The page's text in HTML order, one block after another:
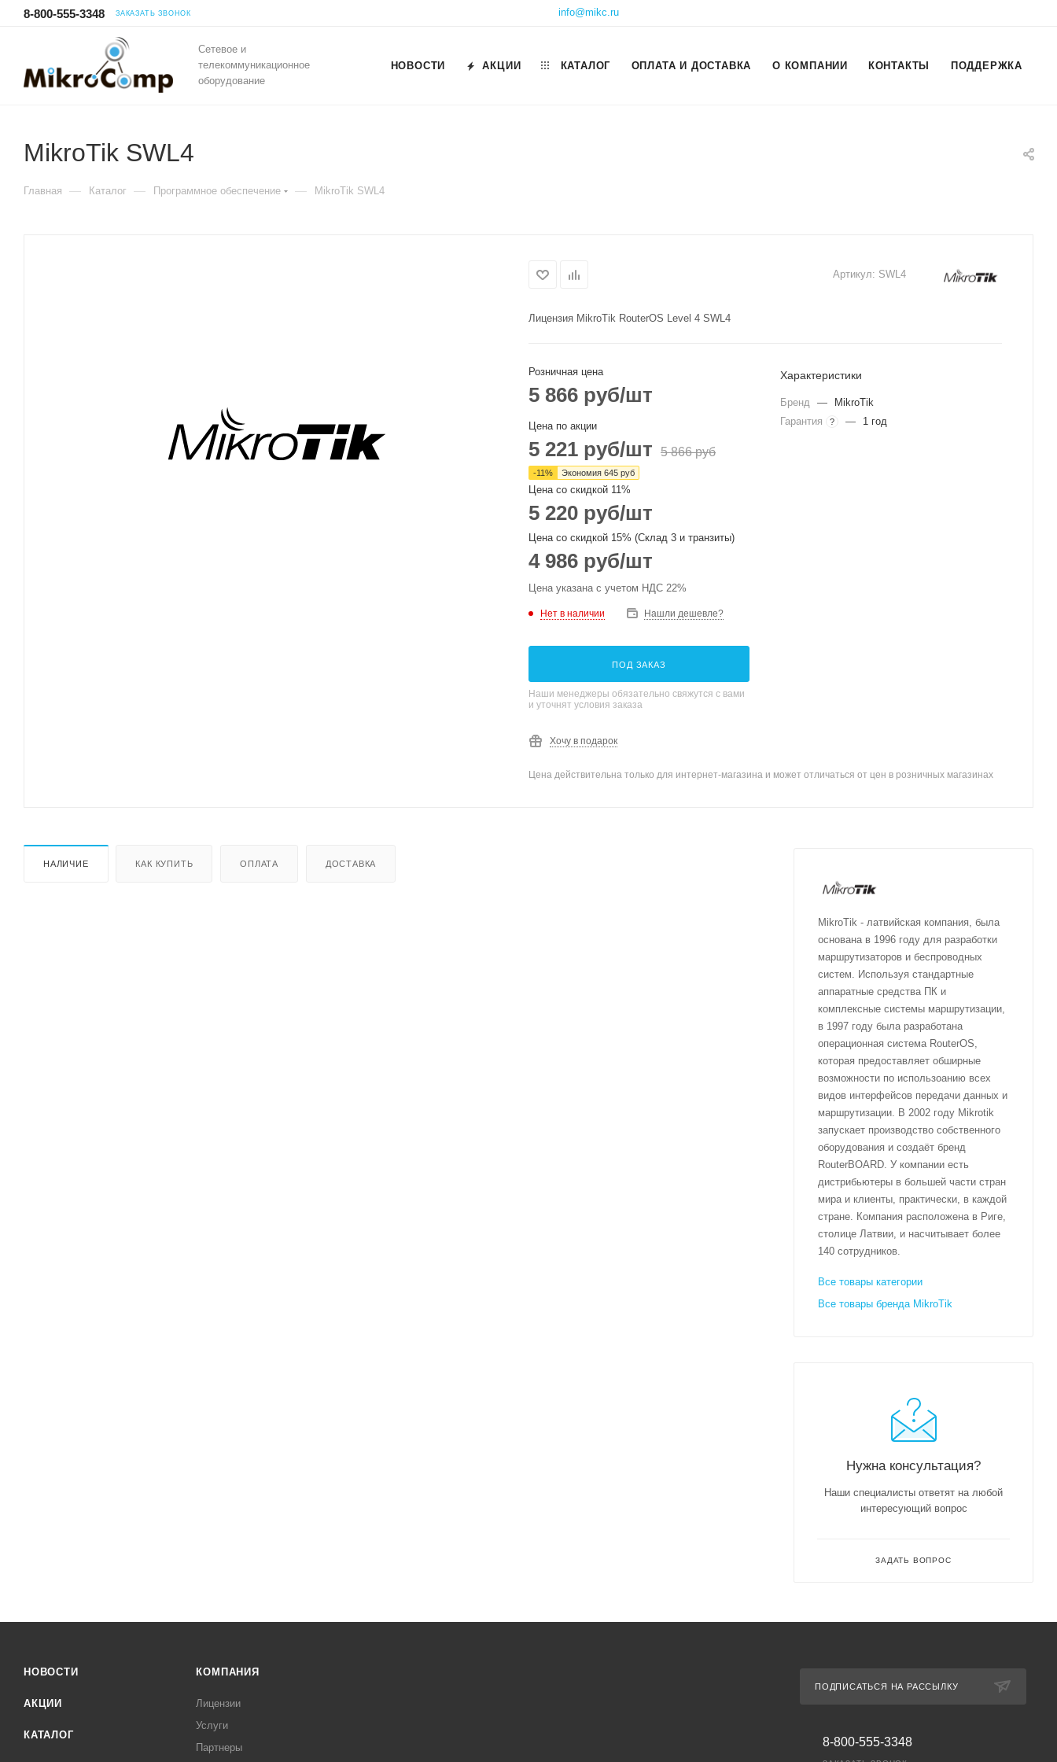
8-800-555-3348 ЗАКАЗАТЬ ЗВОНОК info@mikc.ru
Сетевое и
телекоммуникационное
оборудование
НОВОСТИ АКЦИИ КАТАЛОГ ОПЛАТА И ДОСТАВКА О КОМПАНИИ КОНТАКТЫ ПОДДЕРЖКА
MikroTik SWL4
Главная — Каталог — Программное обеспечение — MikroTik SWL4
Артикул: SWL4
Лицензия MikroTik RouterOS Level 4 SWL4
Розничная цена
5 866 руб/шт
Цена по акции
5 221 руб/шт 5 866руб
-11% Экономия 645 руб
Цена со скидкой 11%
5 220 руб/шт
Цена со скидкой 15% (Склад 3 и транзиты)
4 986 руб/шт
Цена указана с учетом НДС 22%
Нет в наличии Нашли дешевле?
ПОД ЗАКАЗ
Наши менеджеры обязательно свяжутся с вами
и уточнят условия заказа
Хочу в подарок
Характеристики
Бренд —
MikroTik
Гарантия
? — 1 год
Цена действительна только для интернет-магазина и может отличаться от цен в розничных магазинах
НАЛИЧИЕ КАК КУПИТЬ ОПЛАТА ДОСТАВКА
MikroTik - латвийская компания, была
основана в 1996 году для разработки
маршрутизаторов и беспроводных
систем. Используя стандартные
аппаратные средства ПК и
комплексные системы маршрутизации,
в 1997 году была разработана
операционная система RouterOS,
которая предоставляет обширные
возможности по использоанию всех
видов интерфейсов передачи данных и
маршрутизации. В 2002 году Mikrotik
запускает производство собственного
оборудования и создаёт бренд
RouterBOARD. У компании есть
дистрибьютеры в большей части стран
мира и клиенты, практически, в каждой
стране. Компания расположена в Риге,
столице Латвии, и насчитывает более
140 сотрудников.
Все товары категории
Все товары бренда MikroTik
Нужна консультация?
Наши специалисты ответят на любой
интересующий вопрос
ЗАДАТЬ ВОПРОС
НОВОСТИ
АКЦИИ
КАТАЛОГ
КОМПАНИЯ
Лицензии
Услуги
Партнеры
ПОДПИСАТЬСЯ НА РАССЫЛКУ
8-800-555-3348